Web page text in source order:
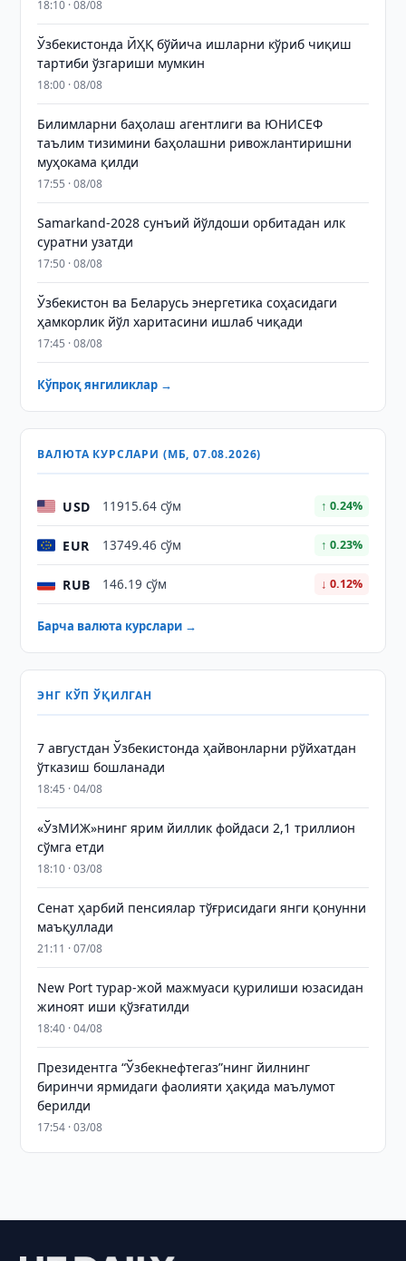
18:10 · 08/08
Ўзбекистонда ЙҲҚ бўйича ишларни кўриб чиқиш
тартиби ўзгариши мумкин
18:00 · 08/08
Билимларни баҳолаш агентлиги ва ЮНИСЕФ
таълим тизимини баҳолашни ривожлантиришни
муҳокама қилди
17:55 · 08/08
Samarkand-2028 сунъий йўлдоши орбитадан илк
суратни узатди
17:50 · 08/08
Ўзбекистон ва Беларусь энергетика соҳасидаги
ҳамкорлик йўл харитасини ишлаб чиқади
17:45 · 08/08
Кўпроқ янгиликлар →
ВАЛЮТА КУРСЛАРИ (МБ, 07.08.2026)
USD 11915.64 сўм ↑ 0.24%
EUR 13749.46 сўм ↑ 0.23%
RUB 146.19 сўм ↓ 0.12%
Барча валюта курслари →
ЭНГ КЎП ЎҚИЛГАН
7 августдан Ўзбекистонда ҳайвонларни рўйхатдан
ўтказиш бошланади
18:45 · 04/08
«ЎзМИЖ»нинг ярим йиллик фойдаси 2,1 триллион
сўмга етди
18:10 · 03/08
Сенат ҳарбий пенсиялар тўғрисидаги янги қонунни
маъқуллади
21:11 · 07/08
New Port турар-жой мажмуаси қурилиши юзасидан
жиноят иши қўзғатилди
18:40 · 04/08
Президентга “Ўзбекнефтегаз”нинг йилнинг
биринчи ярмидаги фаолияти ҳақида маълумот
берилди
17:54 · 03/08